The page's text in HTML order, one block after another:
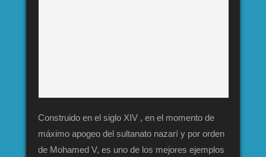
Construido en el siglo XIV , en el momento de
máximo apogeo del sultanato nazarí y por orden
de Mohamed V, es uno de los mejores ejemplos